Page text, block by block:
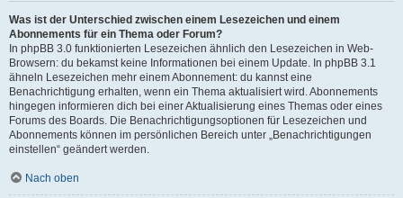
Was ist der Unterschied zwischen einem Lesezeichen und einem
Abonnements für ein Thema oder Forum?
In phpBB 3.0 funktionierten Lesezeichen ähnlich den Lesezeichen in Web-
Browsern: du bekamst keine Informationen bei einem Update. In phpBB 3.1
ähneln Lesezeichen mehr einem Abonnement: du kannst eine
Benachrichtigung erhalten, wenn ein Thema aktualisiert wird. Abonnements
hingegen informieren dich bei einer Aktualisierung eines Themas oder eines
Forums des Boards. Die Benachrichtigungsoptionen für Lesezeichen und
Abonnements können im persönlichen Bereich unter „Benachrichtigungen
einstellen“ geändert werden.
Nach oben